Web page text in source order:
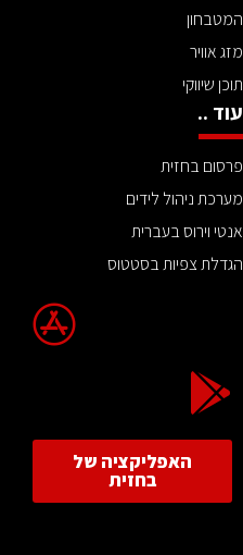
המטבחון
מזג אוויר
תוכן שיווקי
עוד ..
פרסום בחזית
מערכת ניהול לידים
אנטי וירוס בעברית
הגדלת צפיות בסטטוס
האפליקציה של
בחזית